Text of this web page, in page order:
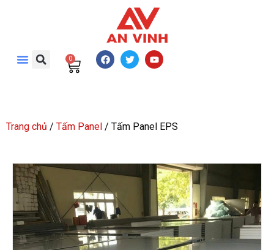
0
Trang chủ / Tấm Panel / Tấm Panel EPS